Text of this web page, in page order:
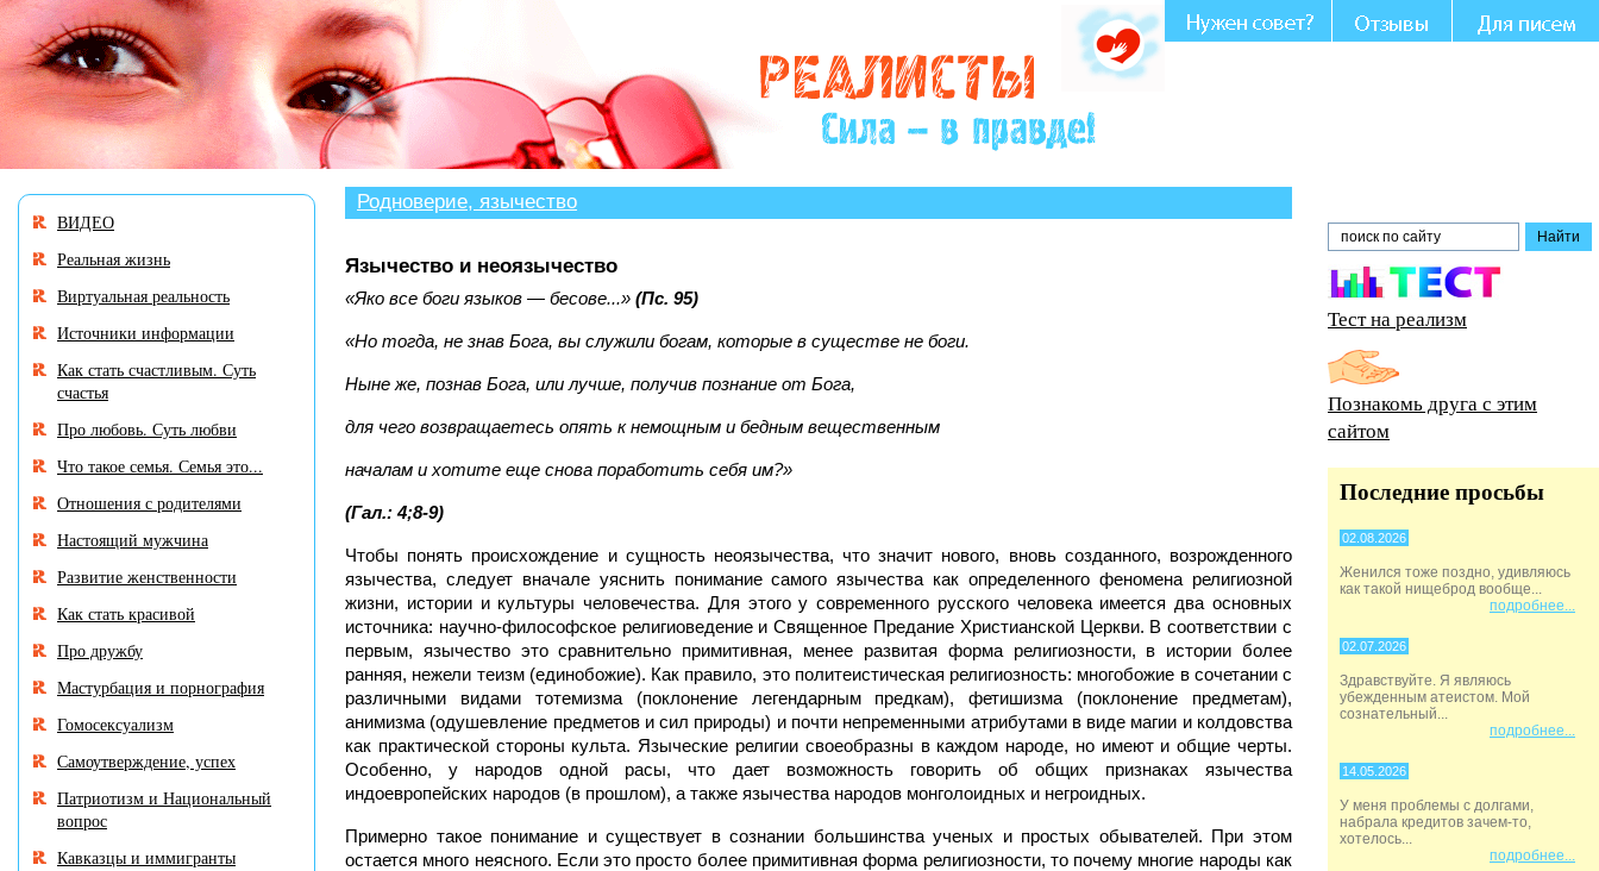
В разделе «Нужен совет?» много историй, авторы которых остро нуждаются в Вашем участии и совете.
Родноверие, язычество
Язычество и неоязычество
«Яко все боги языков — бесове...» (Пс. 95)
«Но тогда, не знав Бога, вы служили богам, которые в существе не боги.
Ныне же, познав Бога, или лучше, получив познание от Бога,
для чего возвращаетесь опять к немощным и бедным вещественным
началам и хотите еще снова поработить себя им?»
(Гал.: 4;8-9)
Чтобы понять происхождение и сущность неоязычества, что значит нового, вновь созданного, возрожденного
язычества, следует вначале уяснить понимание самого язычества как определенного феномена религиозной
жизни, истории и культуры человечества. Для этого у современного русского человека имеется два основных
источника: научно-философское религиоведение и Священное Предание Христианской Церкви. В соответствии с
первым, язычество это сравнительно примитивная, менее развитая форма религиозности, в истории более
ранняя, нежели теизм (единобожие). Как правило, это политеистическая религиозность: многобожие в сочетании с
различными видами тотемизма (поклонение легендарным предкам), фетишизма (поклонение предметам),
анимизма (одушевление предметов и сил природы) и почти непременными атрибутами в виде магии и колдовства
как практической стороны культа. Языческие религии своеобразны в каждом народе, но имеют и общие черты.
Особенно, у народов одной расы, что дает возможность говорить об общих признаках язычества
индоевропейских народов (в прошлом), а также язычества народов монголоидных и негроидных.
Примерно такое понимание и существует в сознании большинства ученых и простых обывателей. При этом
остается много неясного. Если это просто более примитивная форма религиозности, то почему многие народы как
ВИДЕО
Реальная жизнь
Виртуальная реальность
Источники информации
Как стать счастливым. Суть
счастья
Про любовь. Суть любви
Что такое семья. Семья это...
Отношения с родителями
Настоящий мужчина
Развитие женственности
Как стать красивой
Про дружбу
Мастурбация и порнография
Гомосексуализм
Самоутверждение, успех
Патриотизм и Национальный
вопрос
Кавказцы и иммигранты
Тест на реализм
Познакомь друга с этим
сайтом
Последние просьбы
02.08.2026
Женился тоже поздно, удивляюсь
как такой нищеброд вообще...
подробнее...
02.07.2026
Здравствуйте. Я являюсь
убежденным атеистом. Мой
сознательный...
подробнее...
14.05.2026
У меня проблемы с долгами,
набрала кредитов зачем-то,
хотелось...
подробнее...